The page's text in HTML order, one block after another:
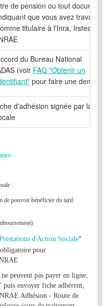
de pension ou tout
que vous avez travaillé
titulaire à l'Inra, Irstea ou
du Bureau National
(voir FAQ "Obtenir un
pour faire une
d'adhésion signée par la
:
de pouvoir bénéficier du tarif
d'Action Sociale"
pour
peuvent pas payer en ligne,
puis envoyer fiche adhérent,
Adhésion - Route de